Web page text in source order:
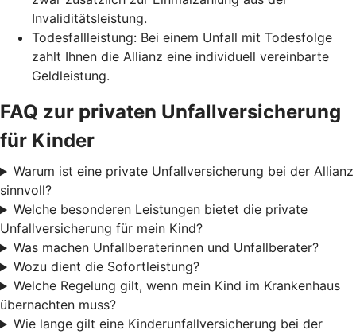
Invaliditätsleistung.
Todesfallleistung: Bei einem Unfall mit Todesfolge
zahlt Ihnen die Allianz eine individuell vereinbarte
Geldleistung.
FAQ zur privaten Unfallversicherung
für Kinder
Warum ist eine private Unfallversicherung bei der Allianz
sinnvoll?
Welche besonderen Leistungen bietet die private
Unfallversicherung für mein Kind?
Was machen Unfallberaterinnen und Unfallberater?
Wozu dient die Sofortleistung?
Welche Regelung gilt, wenn mein Kind im Krankenhaus
übernachten muss?
Wie lange gilt eine Kinderunfallversicherung bei der